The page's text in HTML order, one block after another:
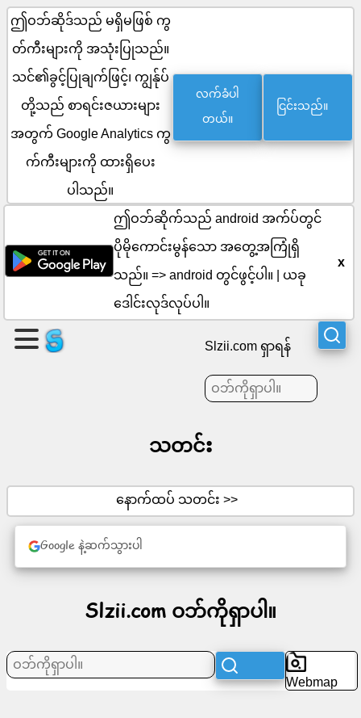
စာမျက်နှာ
တစ်
ခု
ဖန်တီး
ပါ။
အဖွဲ့
ဖန်တီး
ပါ။
ဖျော်ဖြေ
ရေး
သတင်း
ဤဝဘ်ဆိုဒ်သည် မရှိမဖြစ် ကွ
တ်ကီးများကို အသုံးပြုသည်။
သင်၏ခွင့်ပြုချက်ဖြင့်၊ ကျွန်ုပ်
တို့သည် စာရင်းဇယားများ
အတွက် Google Analytics ကွ
က်ကီးများကို ထားရှိပေး
ပါသည်။
လက်ခံပါ
တယ်။
ငြင်းသည်။
ဤဝဘ်ဆိုက်သည် android အက်ပ်တွင်
ပိုမိုကောင်းမွန်သော အတွေ့အကြုံရှိ
သည်။ => android တွင်ဖွင့်ပါ။ ယခု
ဒေါင်းလုဒ်လုပ်ပါ။
x
Slzii.com ရှာရန်
သတင်း
နောက်ထပ် သတင်း >>
Google နဲ့ဆက်သွားပါ
Slzii.com ဝဘ်ကိုရှာပါ။
Webmap